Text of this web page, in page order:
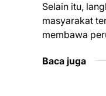
Selain itu,
masyarakat
membawa
Baca juga